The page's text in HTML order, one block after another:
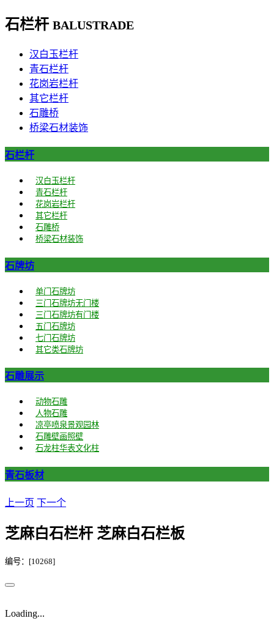
石栏杆 BALUSTRADE
汉白玉栏杆
青石栏杆
花岗岩栏杆
其它栏杆
石雕桥
桥梁石材装饰
石栏杆
汉白玉栏杆
青石栏杆
花岗岩栏杆
其它栏杆
石雕桥
桥梁石材装饰
石牌坊
单门石牌坊
三门石牌坊无门楼
三门石牌坊有门楼
五门石牌坊
七门石牌坊
其它类石牌坊
石雕展示
动物石雕
人物石雕
凉亭喷泉景观园林
石雕壁画照壁
石龙柱华表文化柱
青石板材
上一页 下一个
芝麻白石栏杆 芝麻白石栏板
编号：[10268]
Loading...